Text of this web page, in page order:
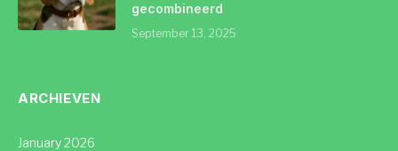
gecombineerd
September 13, 2025
ARCHIEVEN
January 2026